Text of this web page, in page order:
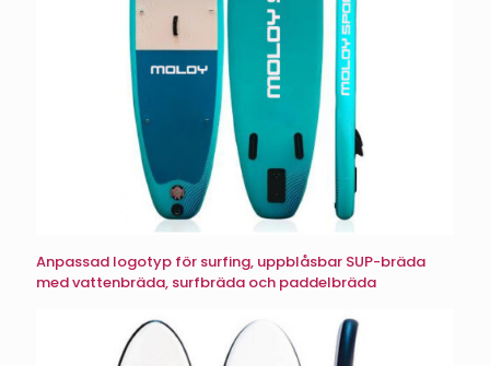
Anpassad logotyp för surfing, uppblåsbar SUP-bräda
med vattenbräda, surfbräda och paddelbräda